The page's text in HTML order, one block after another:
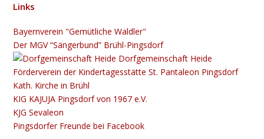
Links
Bayernverein "Gemütliche Waldler"
Der MGV “Sängerbund” Brühl-Pingsdorf
Dorfgemeinschaft Heide
Förderverein der Kindertagesstätte St. Pantaleon Pingsdorf
Kath. Kirche in Brühl
KIG K​​​​​AJUJA Pingsdorf von 1967 e.V.
KJG Sevaleon
Pingsdorfer Freunde bei Facebook